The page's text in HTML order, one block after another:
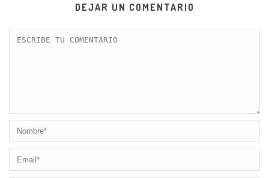
DEJAR UN COMENTARIO